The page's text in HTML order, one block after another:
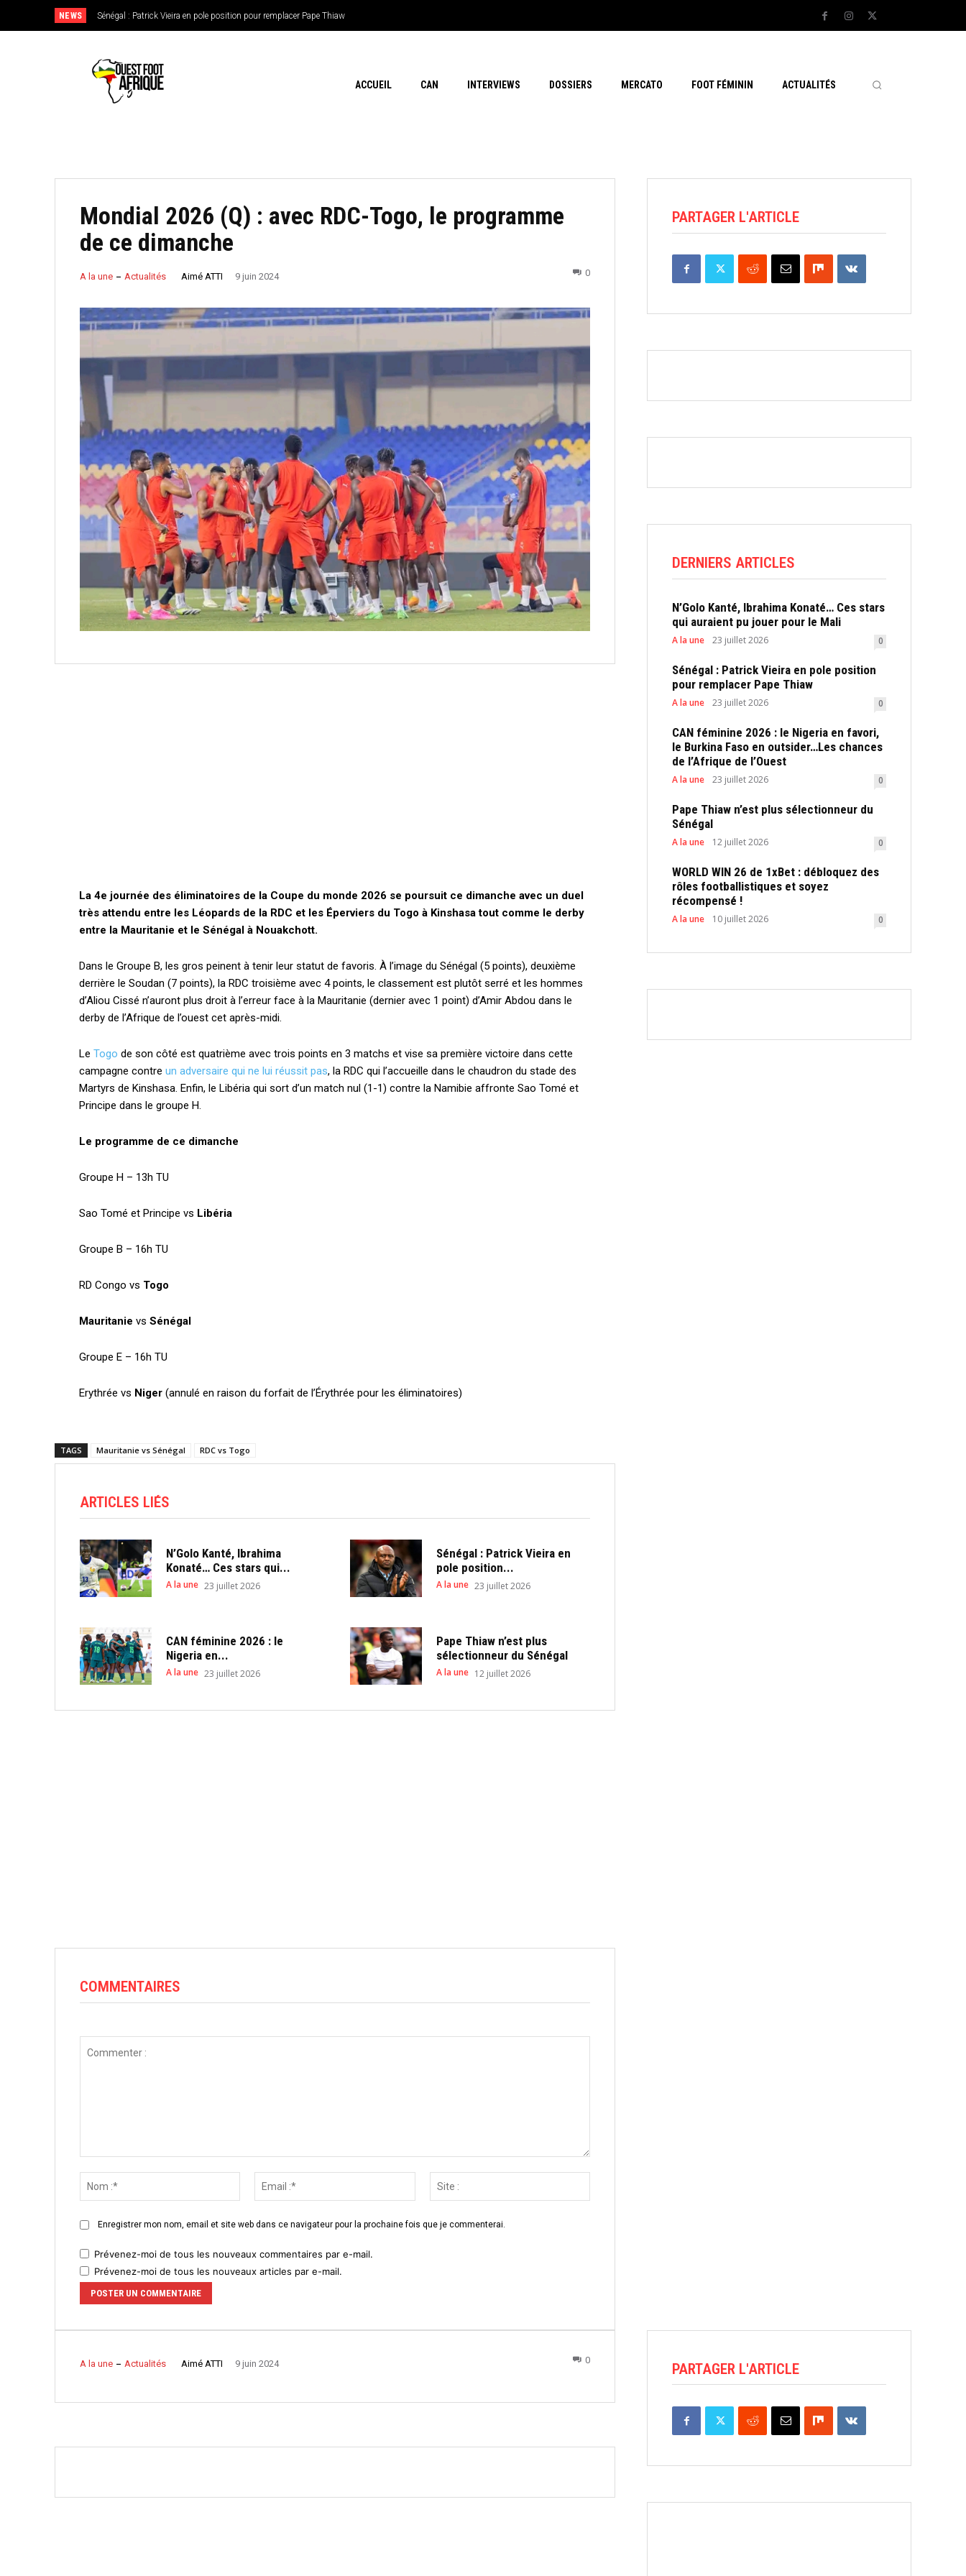
NEWS
CAN féminine 2026 : le Nigeria en favori, le Burkina Faso en outsider…Les chances de l’Afrique
de l’Ouest
ACCUEIL CAN INTERVIEWS DOSSIERS MERCATO FOOT FÉMININ ACTUALITÉS
Mondial 2026 (Q) : avec RDC-Togo, le programme
de ce dimanche
A la une Actualités Aimé ATTI 9 juin 2024 0
La 4e journée des éliminatoires de la Coupe du monde 2026 se poursuit ce dimanche avec un duel
très attendu entre les Léopards de la RDC et les Éperviers du Togo à Kinshasa tout comme le derby
entre la Mauritanie et le Sénégal à Nouakchott.
Dans le Groupe B, les gros peinent à tenir leur statut de favoris. À l’image du Sénégal (5 points), deuxième
derrière le Soudan (7 points), la RDC troisième avec 4 points, le classement est plutôt serré et les hommes
d’Aliou Cissé n’auront plus droit à l’erreur face à la Mauritanie (dernier avec 1 point) d’Amir Abdou dans le
derby de l’Afrique de l’ouest cet après-midi.
Le Togo de son côté est quatrième avec trois points en 3 matchs et vise sa première victoire dans cette
campagne contre un adversaire qui ne lui réussit pas, la RDC qui l’accueille dans le chaudron du stade des
Martyrs de Kinshasa. Enfin, le Libéria qui sort d’un match nul (1-1) contre la Namibie affronte Sao Tomé et
Principe dans le groupe H.
Le programme de ce dimanche
Groupe H – 13h TU
Sao Tomé et Principe vs Libéria
Groupe B – 16h TU
RD Congo vs Togo
Mauritanie vs Sénégal
Groupe E – 16h TU
Erythrée vs Niger (annulé en raison du forfait de l’Érythrée pour les éliminatoires)
TAGS Mauritanie vs Sénégal RDC vs Togo
ARTICLES LIÉS
N’Golo Kanté, Ibrahima
Konaté… Ces stars qui...
A la une 23 juillet 2026
Sénégal : Patrick Vieira en
pole position...
A la une 23 juillet 2026
CAN féminine 2026 : le
Nigeria en...
A la une 23 juillet 2026
Pape Thiaw n’est plus
sélectionneur du Sénégal
A la une 12 juillet 2026
COMMENTAIRES
Enregistrer mon nom, email et site web dans ce navigateur pour la prochaine fois que je commenterai.
Prévenez-moi de tous les nouveaux commentaires par e-mail.
Prévenez-moi de tous les nouveaux articles par e-mail.
PARTAGER L'ARTICLE
DERNIERS ARTICLES
N’Golo Kanté, Ibrahima Konaté… Ces stars
qui auraient pu jouer pour le Mali
A la une 23 juillet 2026 0
Sénégal : Patrick Vieira en pole position
pour remplacer Pape Thiaw
A la une 23 juillet 2026 0
CAN féminine 2026 : le Nigeria en favori,
le Burkina Faso en outsider…Les chances
de l’Afrique de l’Ouest
A la une 23 juillet 2026 0
Pape Thiaw n’est plus sélectionneur du
Sénégal
A la une 12 juillet 2026 0
WORLD WIN 26 de 1xBet : débloquez des
rôles footballistiques et soyez
récompensé !
A la une 10 juillet 2026 0
A la une Actualités Aimé ATTI 9 juin 2024 0
PARTAGER L'ARTICLE